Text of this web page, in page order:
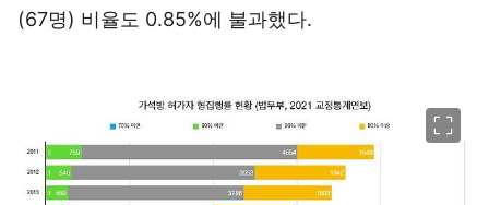
(67명) 비율도 0.85%에 불과했다.